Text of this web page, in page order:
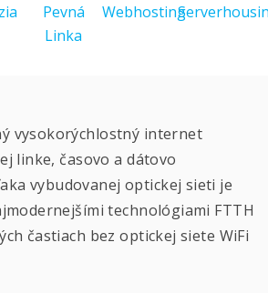
Pevná
Linka
Webhosting
vysokorýchlostný internet
linke, časovo a dátovo
vybudovanej optickej sieti je
technológiami FTTH
častiach bez optickej siete WiFi